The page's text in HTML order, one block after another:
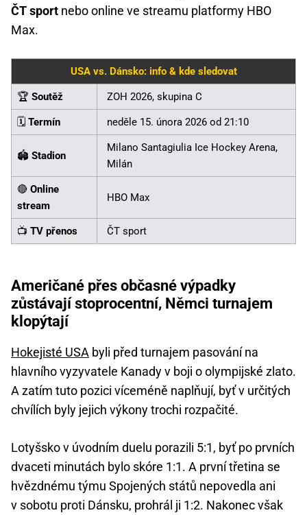
ČT sport nebo online ve streamu platformy HBO
Max.
USA vs. Dánsko: info & kde sledovat
🏆 Soutěž ZOH 2026, skupina C
🗓️ Termín neděle 15. února 2026 od 21:10
🏟️ Stadion
Milano Santagiulia Ice Hockey Arena,
Milán
🔴 Online
stream
HBO Max
📺 TV přenos ČT sport
Američané přes občasné výpadky
zůstávají stoprocentní, Němci turnajem
klopýtají
Hokejisté USA byli před turnajem pasování na
hlavního vyzyvatele Kanady v boji o olympijské zlato.
A zatím tuto pozici víceméně naplňují, byť v určitých
chvílích byly jejich výkony trochi rozpačité.
Lotyšsko v úvodním duelu porazili 5:1, byť po prvních
dvaceti minutách bylo skóre 1:1. A první třetina se
hvězdnému týmu Spojených států nepovedla ani
v sobotu proti Dánsku, prohrál ji 1:2. Nakonec však